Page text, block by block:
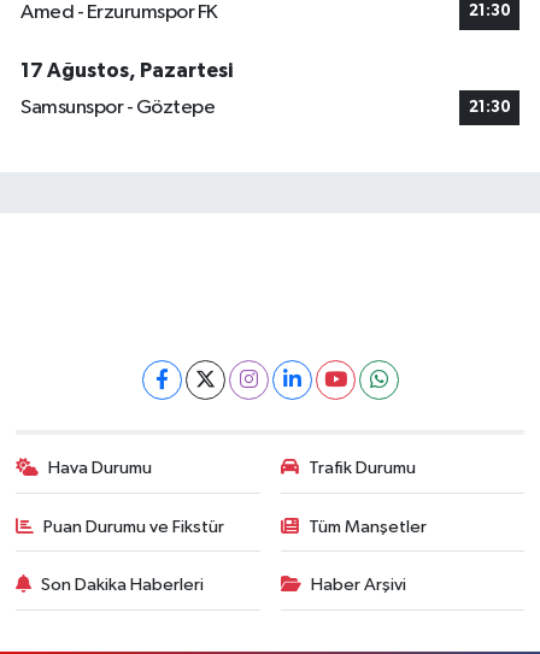
Amed - Erzurumspor FK 21:30
17 Ağustos, Pazartesi
Samsunspor - Göztepe
21:30
Hava Durumu Trafik Durumu
Puan Durumu ve Fikstür Tüm Manşetler
Son Dakika Haberleri Haber Arşivi